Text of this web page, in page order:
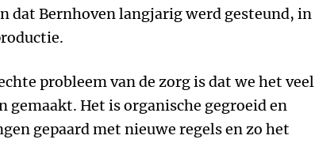
dat Bernhoven langjarig werd gesteund, in
probleem van de zorg is dat we het veel
gemaakt. Het is organische gegroeid en
gepaard met nieuwe regels en zo het